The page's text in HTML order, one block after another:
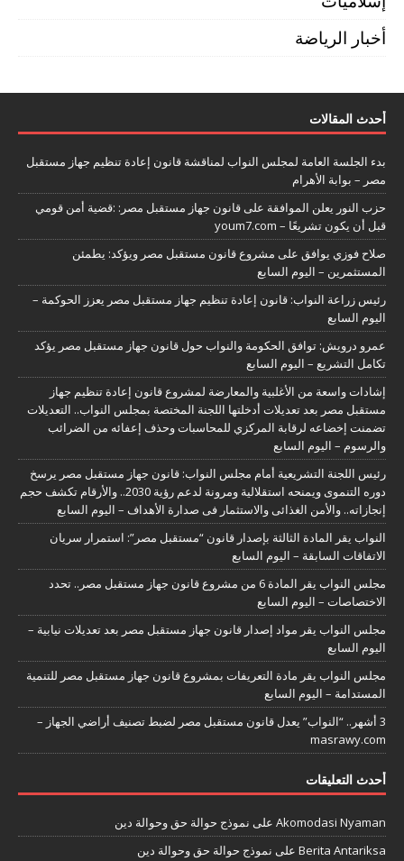
أخبار الرياضة
أحدث المقالات
بدء الجلسة العامة لمجلس النواب لمناقشة قانون إعادة تنظيم جهاز مستقبل
مصر – بوابة الأهرام
حزب النور يعلن الموافقة على قانون جهاز مستقبل مصر: :قضية أمن قومي
قبل أن يكون تشريعًا – youm7.com
صلاح فوزي يوافق على مشروع قانون مستقبل مصر ويؤكد: يطمئن
المستثمرين – اليوم السابع
رئيس زراعة النواب: قانون إعادة تنظيم جهاز مستقبل مصر يعزز الحوكمة –
اليوم السابع
عمرو درويش: توافق الحكومة والنواب حول قانون جهاز مستقبل مصر يؤكد
تكامل التشريع – اليوم السابع
إشادات واسعة من الأغلبية والمعارضة لمشروع قانون إعادة تنظيم جهاز
مستقبل مصر بعد تعديلات أدخلتها اللجنة المختصة بمجلس النواب.. التعديلات
تضمنت إخضاعه لرقابة المركزي للمحاسبات وحذف إعفائه من الضرائب
والرسوم – اليوم السابع
رئيس اللجنة التشريعية أمام مجلس النواب: قانون جهاز مستقبل مصر يرسخ
دوره التنموى ويمنحه استقلالية ومرونة لدعم رؤية 2030.. والأرقام تكشف حجم
إنجازاته.. والأمن الغذائى والاستثمار فى صدارة الأهداف – اليوم السابع
النواب يقر المادة الثالثة بإصدار قانون “مستقبل مصر”: استمرار سريان
الاتفاقات السابقة – اليوم السابع
مجلس النواب يقر المادة 6 من مشروع قانون جهاز مستقبل مصر.. تحدد
الاختصاصات – اليوم السابع
مجلس النواب يقر مواد إصدار قانون جهاز مستقبل مصر بعد تعديلات نيابية –
اليوم السابع
مجلس النواب يقر مادة التعريفات بمشروع قانون جهاز مستقبل مصر للتنمية
المستدامة – اليوم السابع
3 أشهر.. “النواب” يعدل قانون مستقبل مصر لضبط تصنيف أراضي الجهاز –
masrawy.com
أحدث التعليقات
Akomodasi Nyaman على نموذج حوالة حق وحوالة دين
Berita Antariksa على نموذج حوالة حق وحوالة دين